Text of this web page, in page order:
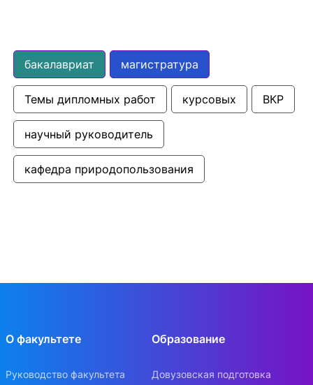
бакалавриат магистратура
Темы дипломных работ курсовых ВКР
научный руководитель
кафедра природопользования
О факультете
Руководство факультета
Образование
Довузовская подготовка